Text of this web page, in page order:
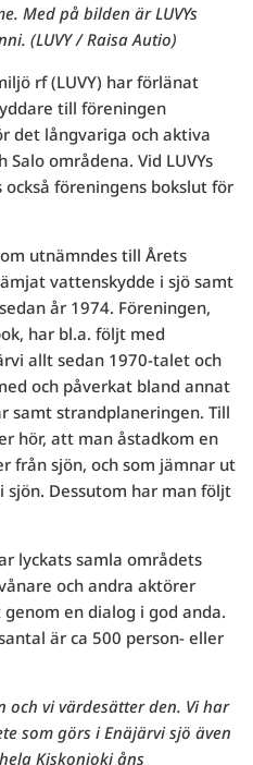
Med på bilden är LUVYs
(LUVY / Raisa Autio)
rf (LUVY) har förlänat
till föreningen
det långvariga och aktiva
områdena. Vid LUVYs
föreningens bokslut för
utnämndes till Årets
vattenskydde i sjö samt
år 1974. Föreningen,
har bl.a. följt med
allt sedan 1970-talet och
och påverkat bland annat
samt strandplaneringen. Till
hör, att man åstadkom en
från sjön, och som jämnar ut
Dessutom har man följt
lyckats samla områdets
och andra aktörer
en dialog i god anda.
är ca 500 person- eller
och vi värdesätter den. Vi har
som görs i Enäjärvi sjö även
Kiskonjoki åns